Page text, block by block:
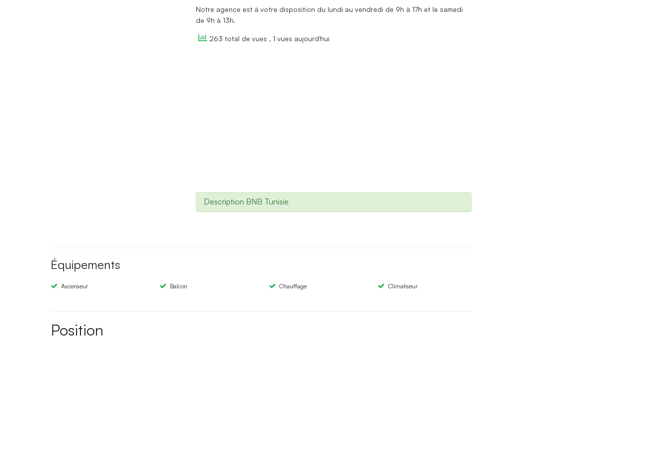
Notre agence est à votre disposition du lundi au vendredi de 9h à 17h et le samedi
de 9h à 13h.
263 total de vues , 1 vues aujourd'hui
Description BNB Tunisie
Équipements
Ascenseur Balcon Chauffage Climatiseur
Position